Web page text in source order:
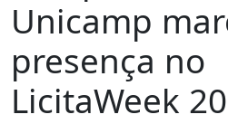
Unicamp
presença no
LicitaWeek